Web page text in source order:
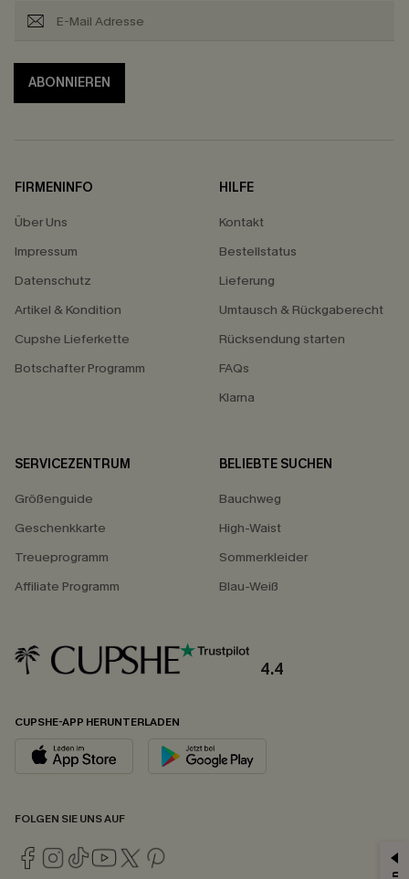
ABONNIEREN
FIRMENINFO
Über Uns
Impressum
Datenschutz
Artikel & Kondition
Cupshe Lieferkette
Botschafter Programm
HILFE
Kontakt
Bestellstatus
Lieferung
Umtausch & Rückgaberecht
Rücksendung starten
FAQs
Klarna
SERVICEZENTRUM
Größenguide
Geschenkkarte
Treueprogramm
Affiliate Programm
BELIEBTE SUCHEN
Bauchweg
High-Waist
Sommerkleider
Blau-Weiß
4.4
CUPSHE-APP HERUNTERLADEN
FOLGEN SIE UNS AUF